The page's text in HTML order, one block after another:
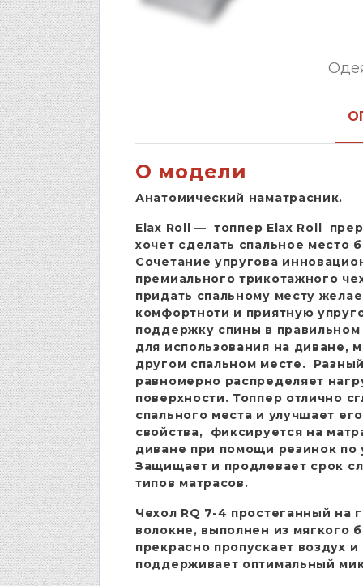
О модели
Анатомический наматрасник.
Elax Roll — топпер Elax Roll
хочет сделать спальное место
Сочетание упругова
премиального трикотажного
придать спальному месту
комфортноти и приятную
поддержку спины в
для использования на диване,
другом спальном месте.
равномерно распределяет
поверхности. Топпер отлично
спального места и улучшает
свойства, фиксируется на
диване при помощи резинок по
Защищает и продлевает срок
типов матрасов.
Чехол RQ 7-4 простеганный на
волокне, выполнен из мягкого
прекрасно пропускает воздух и
поддерживает оптимальный